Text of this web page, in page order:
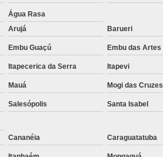
Água Rasa
Arujá Barueri
Embu Guaçú Embu das Artes
Itapecerica da Serra Itapevi
Mauá Mogi das Cruzes
Salesópolis Santa Isabel
Cananéia Caraguatatuba